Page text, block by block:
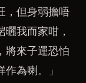
，但身弱擔唔
我而家咁，
將來子運恐怕
為喇。」